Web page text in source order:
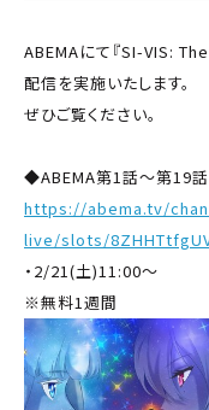
ABEMAにて『SI-VIS:
配信を実施いたします。
ぜひご覧ください。
◆ABEMA第1話～第19
https://abema.tv/
live/slots/
・2/21(土)11:00〜
※無料1週間